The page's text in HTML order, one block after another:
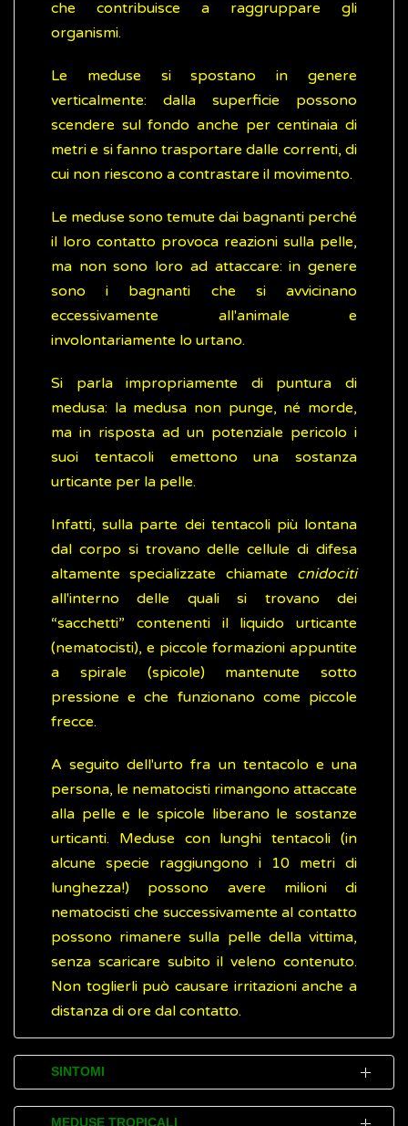
che contribuisce a raggruppare gli
organismi.
Le meduse si spostano in genere
verticalmente: dalla superficie possono
scendere sul fondo anche per centinaia di
metri e si fanno trasportare dalle correnti, di
cui non riescono a contrastare il movimento.
Le meduse sono temute dai bagnanti perché
il loro contatto provoca reazioni sulla pelle,
ma non sono loro ad attaccare: in genere
sono i bagnanti che si avvicinano
eccessivamente all'animale e
involontariamente lo urtano.
Si parla impropriamente di puntura di
medusa: la medusa non punge, né morde,
ma in risposta ad un potenziale pericolo i
suoi tentacoli emettono una sostanza
urticante per la pelle.
Infatti, sulla parte dei tentacoli più lontana
dal corpo si trovano delle cellule di difesa
altamente specializzate chiamate cnidociti
all'interno delle quali si trovano dei
“sacchetti” contenenti il liquido urticante
(nematocisti), e piccole formazioni appuntite
a spirale (spicole) mantenute sotto
pressione e che funzionano come piccole
frecce.
A seguito dell'urto fra un tentacolo e una
persona, le nematocisti rimangono attaccate
alla pelle e le spicole liberano le sostanze
urticanti. Meduse con lunghi tentacoli (in
alcune specie raggiungono i 10 metri di
lunghezza!) possono avere milioni di
nematocisti che successivamente al contatto
possono rimanere sulla pelle della vittima,
senza scaricare subito il veleno contenuto.
Non toglierli può causare irritazioni anche a
distanza di ore dal contatto.
SINTOMI
Il liquido delle nematocisti contiene sostanze
MEDUSE TROPICALI